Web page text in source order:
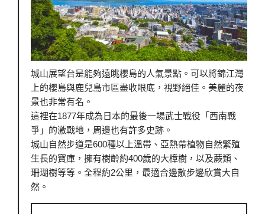
城山展望台是能夠遠眺櫻島的人氣景點。可以將錦江灣
上的櫻島與鹿兒島市區盡收眼底，視野絕佳。美麗的夜
景也非常有名。
這裡在1877年成為日本的最後一場武士戰役「西南戰
爭」的激戰地，周邊也有許多史跡。
城山自然步道是600種以上溫帶、亞熱帶植物自然繁殖
生長的寶庫，擁有樹齡約400歲的大樟樹，以及蕨類、
珊瑚樹等等。全程約2公里，最適合邊散步邊欣賞大自
然。